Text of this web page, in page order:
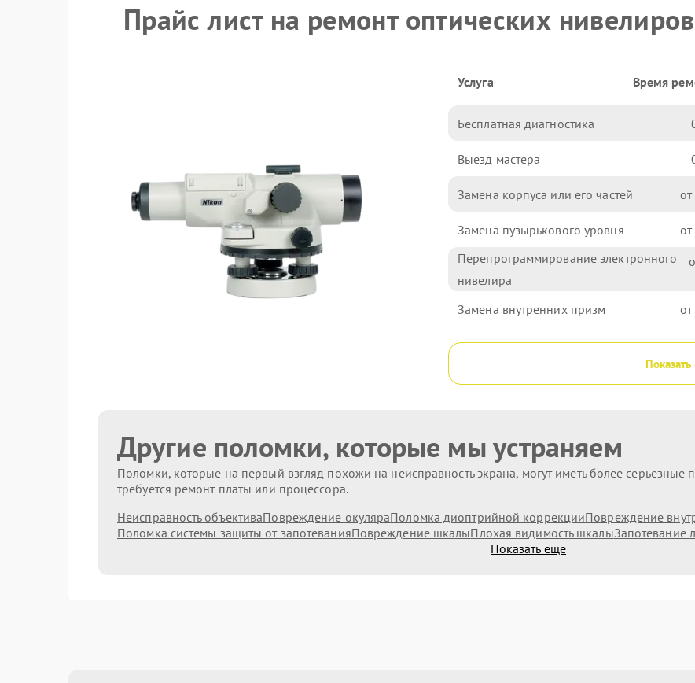
Прайс лист на ремонт оптических
Услуга Время
Бесплатная диагностика
Выезд мастера
Замена корпуса или его частей
Замена пузырькового уровня
Перепрограммирование электронного
нивелира
Замена внутренних призм
Другие поломки, которые мы устраняем
Поломки, которые на первый взгляд похожи на неисправность экрана, могут иметь более
требуется ремонт платы или процессора.
Неисправность объективаПовреждение окуляраПоломка диоптрийной коррекцииПовреждение
Поломка системы защиты от запотеванияПовреждение шкалыПлохая видимость шкалыЗапотевание
Показать еще